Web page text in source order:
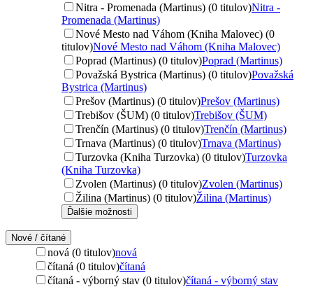
Nitra - Promenada (Martinus) (0 titulov)Nitra -
Promenada (Martinus)
Nové Mesto nad Váhom (Kniha Malovec) (0
titulov)Nové Mesto nad Váhom (Kniha Malovec)
Poprad (Martinus) (0 titulov)Poprad (Martinus)
Považská Bystrica (Martinus) (0 titulov)Považská
Bystrica (Martinus)
Prešov (Martinus) (0 titulov)Prešov (Martinus)
Trebišov (ŠUM) (0 titulov)Trebišov (ŠUM)
Trenčín (Martinus) (0 titulov)Trenčín (Martinus)
Trnava (Martinus) (0 titulov)Trnava (Martinus)
Turzovka (Kniha Turzovka) (0 titulov)Turzovka
(Kniha Turzovka)
Zvolen (Martinus) (0 titulov)Zvolen (Martinus)
Žilina (Martinus) (0 titulov)Žilina (Martinus)
Ďalšie možnosti
Nové / čítané
nová (0 titulov)nová
čítaná (0 titulov)čítaná
čítaná - výborný stav (0 titulov)čítaná - výborný stav